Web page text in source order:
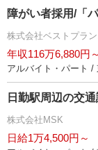
障がい者採用/「
株式会社ベストプラ
年収116万6,880円
アルバイト・パート /
日勤駅周辺の交
株式会社MSK
日給1万4,500円～